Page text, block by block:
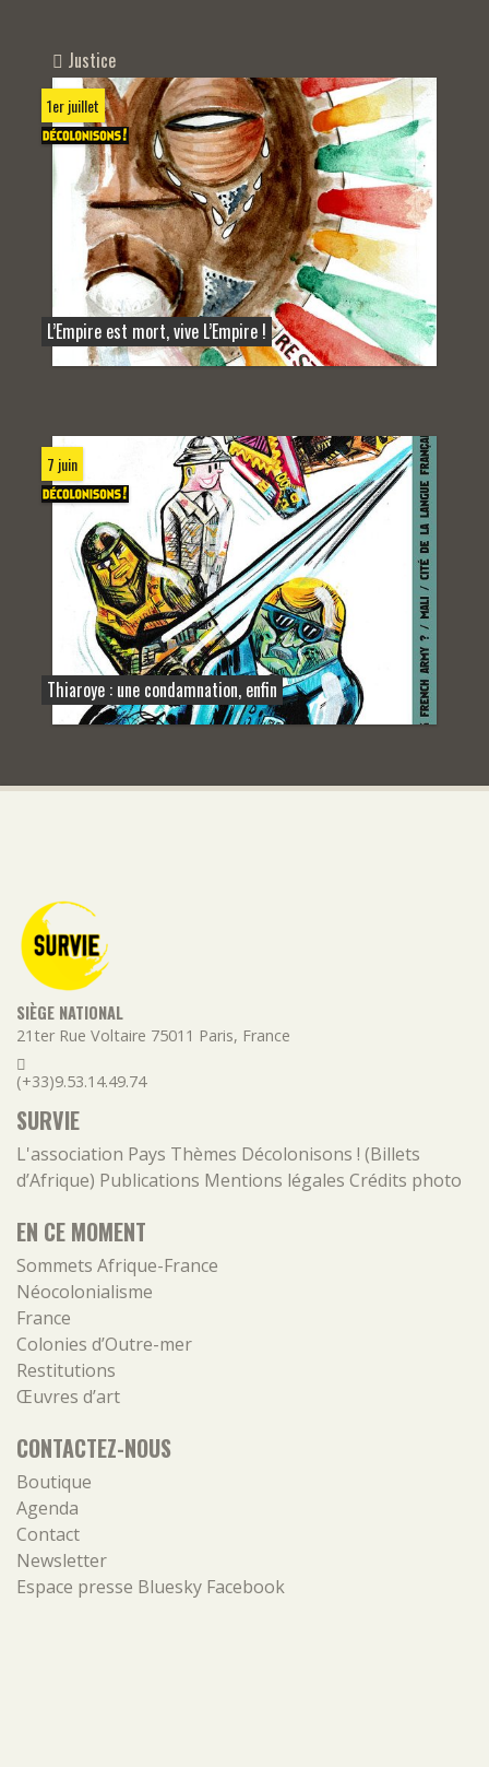
Justice
1er juillet
L’Empire est mort, vive L’Empire !
7 juin
Thiaroye : une condamnation, enfin
SIÈGE NATIONAL
21ter Rue Voltaire 75011 Paris, France
(+33)9.53.14.49.74
SURVIE
L'association Pays Thèmes Décolonisons ! (Billets
d’Afrique) Publications Mentions légales Crédits photo
EN CE MOMENT
Sommets Afrique-France
Néocolonialisme
France
Colonies d’Outre-mer
Restitutions
Œuvres d’art
CONTACTEZ-NOUS
Boutique
Agenda
Contact
Newsletter
Espace presse Bluesky Facebook